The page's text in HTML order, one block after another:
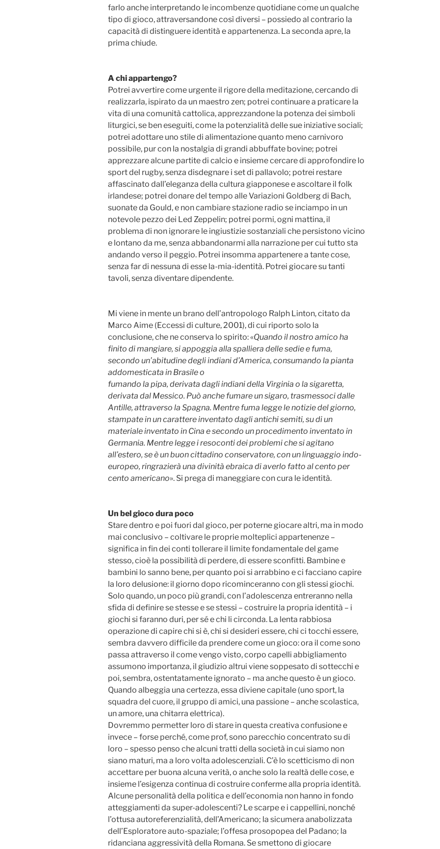
farlo anche interpretando le incombenze quotidiane come un qualche
tipo di gioco, attraversandone così diversi – possiedo al contrario la
capacità di distinguere identità e appartenenza. La seconda apre, la
prima chiude.
A chi appartengo?
Potrei avvertire come urgente il rigore della meditazione, cercando di
realizzarla, ispirato da un maestro zen; potrei continuare a praticare la
vita di una comunità cattolica, apprezzandone la potenza dei simboli
liturgici, se ben eseguiti, come la potenzialità delle sue iniziative sociali;
potrei adottare uno stile di alimentazione quanto meno carnivoro
possibile, pur con la nostalgia di grandi abbuffate bovine; potrei
apprezzare alcune partite di calcio e insieme cercare di approfondire lo
sport del rugby, senza disdegnare i set di pallavolo; potrei restare
affascinato dall’eleganza della cultura giapponese e ascoltare il folk
irlandese; potrei donare del tempo alle Variazioni Goldberg di Bach,
suonate da Gould, e non cambiare stazione radio se inciampo in un
notevole pezzo dei Led Zeppelin; potrei pormi, ogni mattina, il
problema di non ignorare le ingiustizie sostanziali che persistono vicino
e lontano da me, senza abbandonarmi alla narrazione per cui tutto sta
andando verso il peggio. Potrei insomma appartenere a tante cose,
senza far di nessuna di esse la-mia-identità. Potrei giocare su tanti
tavoli, senza diventare dipendente.
Mi viene in mente un brano dell’antropologo Ralph Linton, citato da
Marco Aime (Eccessi di culture, 2001), di cui riporto solo la
conclusione, che ne conserva lo spirito: «Quando il nostro amico ha
finito di mangiare, si appoggia alla spalliera delle sedie e fuma,
secondo un’abitudine degli indiani d’America, consumando la pianta
addomesticata in Brasile o
fumando la pipa, derivata dagli indiani della Virginia o la sigaretta,
derivata dal Messico. Può anche fumare un sigaro, trasmessoci dalle
Antille, attraverso la Spagna. Mentre fuma legge le notizie del giorno,
stampate in un carattere inventato dagli antichi semiti, su di un
materiale inventato in Cina e secondo un procedimento inventato in
Germania. Mentre legge i resoconti dei problemi che si agitano
all’estero, se è un buon cittadino conservatore, con un linguaggio indo-
europeo, ringrazierà una divinità ebraica di averlo fatto al cento per
cento americano». Si prega di maneggiare con cura le identità.
Un bel gioco dura poco
Stare dentro e poi fuori dal gioco, per poterne giocare altri, ma in modo
mai conclusivo – coltivare le proprie molteplici appartenenze –
significa in fin dei conti tollerare il limite fondamentale del game
stesso, cioè la possibilità di perdere, di essere sconfitti. Bambine e
bambini lo sanno bene, per quanto poi si arrabbino e ci facciano capire
la loro delusione: il giorno dopo ricominceranno con gli stessi giochi.
Solo quando, un poco più grandi, con l’adolescenza entreranno nella
sfida di definire se stesse e se stessi – costruire la propria identità – i
giochi si faranno duri, per sé e chi li circonda. La lenta rabbiosa
operazione di capire chi si è, chi si desideri essere, chi ci tocchi essere,
sembra davvero difficile da prendere come un gioco: ora il come sono
passa attraverso il come vengo visto, corpo capelli abbigliamento
assumono importanza, il giudizio altrui viene soppesato di sottecchi e
poi, sembra, ostentatamente ignorato – ma anche questo è un gioco.
Quando albeggia una certezza, essa diviene capitale (uno sport, la
squadra del cuore, il gruppo di amici, una passione – anche scolastica,
un amore, una chitarra elettrica).
Dovremmo permetter loro di stare in questa creativa confusione e
invece – forse perché, come prof, sono parecchio concentrato su di
loro – spesso penso che alcuni tratti della società in cui siamo non
siano maturi, ma a loro volta adolescenziali. C’è lo scetticismo di non
accettare per buona alcuna verità, o anche solo la realtà delle cose, e
insieme l’esigenza continua di costruire conferme alla propria identità.
Alcune personalità della politica e dell’economia non hanno in fondo
atteggiamenti da super-adolescenti? Le scarpe e i cappellini, nonché
l’ottusa autoreferenzialità, dell’Americano; la sicumera anabolizzata
dell’Esploratore auto-spaziale; l’offesa prosopopea del Padano; la
ridanciana aggressività della Romana. Se smettono di giocare